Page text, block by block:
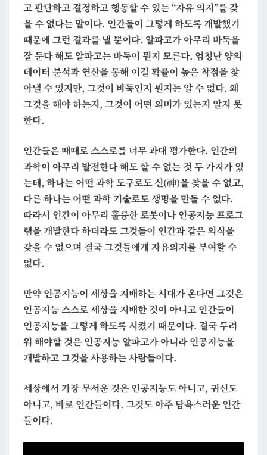
고 판단하고 결정하고 행동할 수 있는 “자유 의지”를 갖
을 수 없다는 말이다. 인간들이 그렇게 하도록 개발했기
때문에 그런 결과를 낼 뿐이다. 알파고가 아무리 바둑을
잘 둔다 해도 알파고는 바둑이 뭔지 모른다. 엄청난 양의
데이터 분석과 연산을 통해 이길 확률이 높은 착점을 찾
아낼 수 있지만, 그것이 바둑인지 뭔지는 알 수 없다. 왜
그것을 해야 하는지, 그것이 어떤 의미가 있는지 알지 못
한다.
인간들은 때때로 스스로를 너무 과대 평가한다. 인간의
과학이 아무리 발전한다 해도 할 수 없는 것 두 가지가 있
는데, 하나는 어떤 과학 도구로도 신(神)을 찾을 수 없고,
다른 하나는 어떤 과학 기술로도 생명을 만들 수 없다.
따라서 인간이 아무리 훌륭한 로봇이나 인공지능 프로그
램을 개발한다 하더라도 그것들이 인간과 같은 의식을
갖을 수 없으며 결국 그것들에게 자유의지를 부여할 수
없다.
만약 인공지능이 세상을 지배하는 시대가 온다면 그것은
인공지능 스스로 세상을 지배한 것이 아니고 인간들이
인공지능을 그렇게 하도록 시켰기 때문이다. 결국 두려
워 해야할 것은 인공지능 알파고가 아니라 인공지능을
개발하고 그것을 사용하는 사람들이다.
세상에서 가장 무서운 것은 인공지능도 아니고, 귀신도
아니고, 바로 인간들이다. 그것도 아주 탐욕스러운 인간
들이다.